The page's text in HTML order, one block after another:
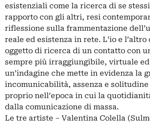
esistenziali come la ricerca di se
rapporto con gli altri, resi
riflessione sulla frammentazione
reale ed esistenza in rete. L’io e
oggetto di ricerca di un contatto con
sempre più irraggiungibile, virtuale
un’indagine che mette in evidenza la
incomunicabilità, assenza e
proprio nell’epoca in cui la
dalla comunicazione di massa.
Le tre artiste – Valentina Colella